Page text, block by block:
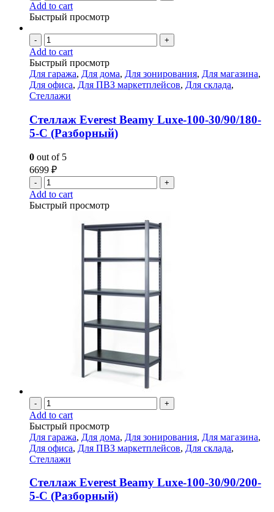
Add to cart
Быстрый просмотр
- +
Add to cart
Быстрый просмотр
Для гаража, Для дома, Для зонирования, Для магазина,
Для офиса, Для ПВЗ маркетплейсов, Для склада,
Стеллажи
Стеллаж Everest Beamy Luxe-100-30/90/180-
5-C (Разборный)
0 out of 5
6699 ₽
- +
Add to cart
Быстрый просмотр
- +
Add to cart
Быстрый просмотр
Для гаража, Для дома, Для зонирования, Для магазина,
Для офиса, Для ПВЗ маркетплейсов, Для склада,
Стеллажи
Стеллаж Everest Beamy Luxe-100-30/90/200-
5-C (Разборный)